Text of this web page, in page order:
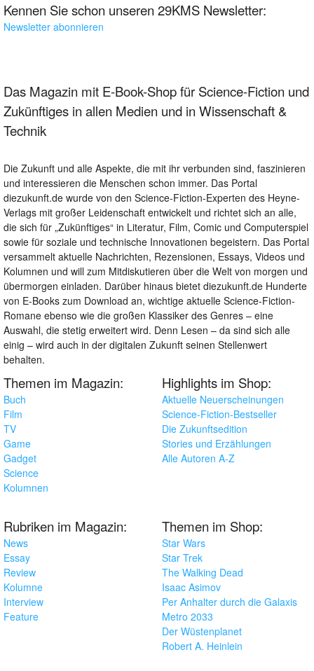
Kennen Sie schon unseren 29KMS Newsletter:
Newsletter abonnieren
Das Magazin mit E-Book-Shop für Science-Fiction und
Zukünftiges in allen Medien und in Wissenschaft &
Technik
Die Zukunft und alle Aspekte, die mit ihr verbunden sind, faszinieren
und interessieren die Menschen schon immer. Das Portal
diezukunft.de wurde von den Science-Fiction-Experten des Heyne-
Verlags mit großer Leidenschaft entwickelt und richtet sich an alle,
die sich für „Zukünftiges“ in Literatur, Film, Comic und Computerspiel
sowie für soziale und technische Innovationen begeistern. Das Portal
versammelt aktuelle Nachrichten, Rezensionen, Essays, Videos und
Kolumnen und will zum Mitdiskutieren über die Welt von morgen und
übermorgen einladen. Darüber hinaus bietet diezukunft.de Hunderte
von E-Books zum Download an, wichtige aktuelle Science-Fiction-
Romane ebenso wie die großen Klassiker des Genres – eine
Auswahl, die stetig erweitert wird. Denn Lesen – da sind sich alle
einig – wird auch in der digitalen Zukunft seinen Stellenwert
behalten.
Themen im Magazin:
Buch
Film
TV
Game
Gadget
Science
Kolumnen
Highlights im Shop:
Aktuelle Neuerscheinungen
Science-Fiction-Bestseller
Die Zukunftsedition
Stories und Erzählungen
Alle Autoren A-Z
Rubriken im Magazin:
News
Essay
Review
Kolumne
Interview
Feature
Themen im Shop:
Star Wars
Star Trek
The Walking Dead
Isaac Asimov
Per Anhalter durch die Galaxis
Metro 2033
Der Wüstenplanet
Robert A. Heinlein